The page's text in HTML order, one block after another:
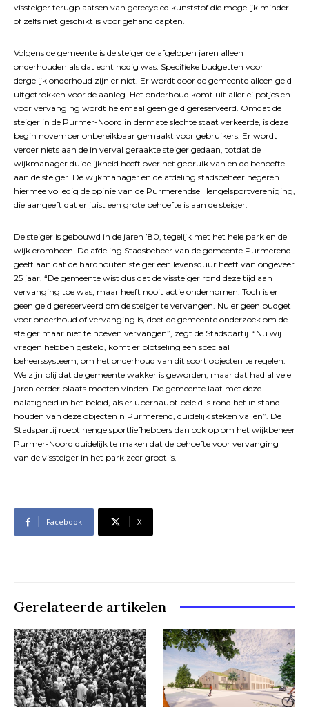
vissteiger terugplaatsen van gerecycled kunststof die mogelijk minder
of zelfs niet geschikt is voor gehandicapten.
Volgens de gemeente is de steiger de afgelopen jaren alleen
onderhouden als dat echt nodig was. Specifieke budgetten voor
dergelijk onderhoud zijn er niet. Er wordt door de gemeente alleen geld
uitgetrokken voor de aanleg. Het onderhoud komt uit allerlei potjes en
voor vervanging wordt helemaal geen geld gereserveerd. Omdat de
steiger in de Purmer-Noord in dermate slechte staat verkeerde, is deze
begin november onbereikbaar gemaakt voor gebruikers. Er wordt
verder niets aan de in verval geraakte steiger gedaan, totdat de
wijkmanager duidelijkheid heeft over het gebruik van en de behoefte
aan de steiger. De wijkmanager en de afdeling stadsbeheer negeren
hiermee volledig de opinie van de Purmerendse Hengelsportvereniging,
die aangeeft dat er juist een grote behoefte is aan de steiger.
De steiger is gebouwd in de jaren ’80, tegelijk met het hele park en de
wijk eromheen. De afdeling Stadsbeheer van de gemeente Purmerend
geeft aan dat de hardhouten steiger een levensduur heeft van ongeveer
25 jaar. “De gemeente wist dus dat de vissteiger rond deze tijd aan
vervanging toe was, maar heeft nooit actie ondernomen. Toch is er
geen geld gereserveerd om de steiger te vervangen. Nu er geen budget
voor onderhoud of vervanging is, doet de gemeente onderzoek om de
steiger maar niet te hoeven vervangen”, zegt de Stadspartij. “Nu wij
vragen hebben gesteld, komt er plotseling een speciaal
beheerssysteem, om het onderhoud van dit soort objecten te regelen.
We zijn blij dat de gemeente wakker is geworden, maar dat had al vele
jaren eerder plaats moeten vinden. De gemeente laat met deze
nalatigheid in het beleid, als er überhaupt beleid is rond het in stand
houden van deze objecten n Purmerend, duidelijk steken vallen”. De
Stadspartij roept hengelsportliefhebbers dan ook op om het wijkbeheer
Purmer-Noord duidelijk te maken dat de behoefte voor vervanging
van de vissteiger in het park zeer groot is.
Facebook X
Gerelateerde artikelen